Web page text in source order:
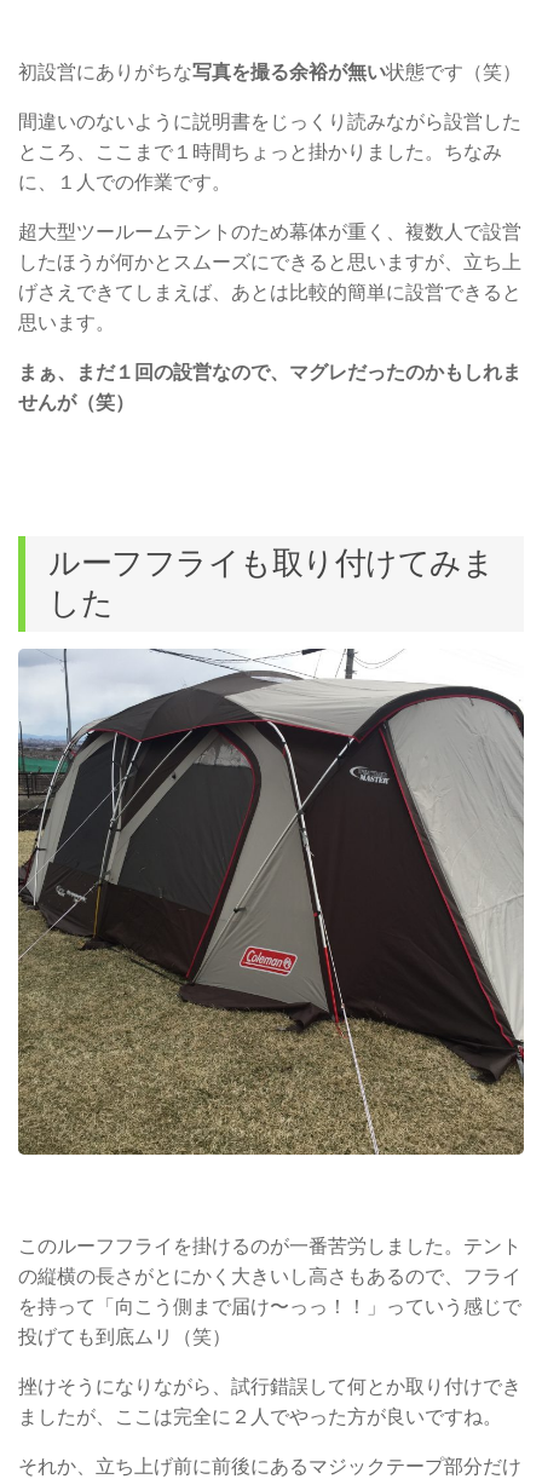
初設営にありがちな写真を撮る余裕が無い状態です（笑）
間違いのないように説明書をじっくり読みながら設営した
ところ、ここまで１時間ちょっと掛かりました。ちなみ
に、１人での作業です。
超大型ツールームテントのため幕体が重く、複数人で設営
したほうが何かとスムーズにできると思いますが、立ち上
げさえできてしまえば、あとは比較的簡単に設営できると
思います。
まぁ、まだ１回の設営なので、マグレだったのかもしれま
せんが（笑）
ルーフフライも取り付けてみま
した
このルーフフライを掛けるのが一番苦労しました。テント
の縦横の長さがとにかく大きいし高さもあるので、フライ
を持って「向こう側まで届け〜っっ！！」っていう感じで
投げても到底ムリ（笑）
挫けそうになりながら、試行錯誤して何とか取り付けでき
ましたが、ここは完全に２人でやった方が良いですね。
それか、立ち上げ前に前後にあるマジックテープ部分だけ